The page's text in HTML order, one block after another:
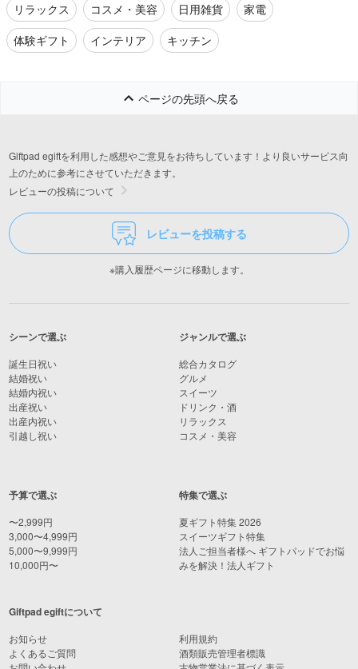
リラックス
コスメ・美容 日用雑貨
家電
体験ギフト
インテリア キッチン
ページの先頭へ戻る
Giftpad egiftを利用した感想やご意見をお待ちしています！より良いサービス向
上のために参考にさせていただきます。
レビューの投稿について
レビューを投稿する
※購入履歴ページに移動します。
シーンで選ぶ
誕生日祝い
結婚祝い
結婚内祝い
出産祝い
出産内祝い
引越し祝い
予算で選ぶ
〜2,999円
3,000〜4,999円
5,000〜9,999円
10,000円〜
ジャンルで選ぶ
総合カタログ
グルメ
スイーツ
ドリンク・酒
リラックス
コスメ・美容
特集で選ぶ
夏ギフト特集 2026
スイーツギフト特集
法人ご担当者様へ ギフトパッドでお悩
みを解決！法人ギフト
Giftpad egiftについて
お知らせ
よくあるご質問
利用規約
酒類販売管理者標識